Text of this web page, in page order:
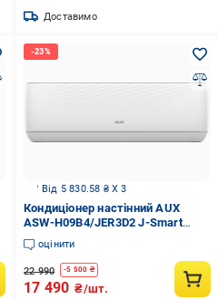
Доставимо
Від 5 830.58 ₴ X 3
Кондиціонер настінний AUX
ASW-H09B4/JER3D2 J-Smart
Inverter Wi-Fi до -25°C R32
(29321871)
оцінити
22 990 -5 500 ₴
17 490 ₴/шт.